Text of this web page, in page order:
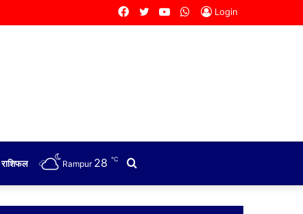
Login
WhatsApp
YouTube
Twitter
Facebook
राशिफल
for
Rampur 28 ℃